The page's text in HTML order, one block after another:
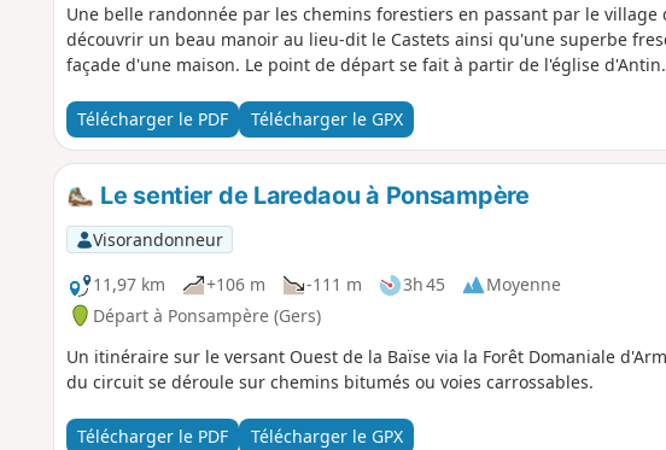
Une belle randonnée par les chemins forestiers en passant par le village
découvrir un beau manoir au lieu-dit le Castets ainsi qu'une superbe
façade d'une maison. Le point de départ se fait à partir de l'église
Télécharger le PDF Télécharger le GPX
Le sentier de Laredaou à Ponsampère
Visorandonneur
11,97 km
+106 m -111 m 3h 45
Moyenne
Départ à Ponsampère (Gers)
Un itinéraire sur le versant Ouest de la Baïse via la Forêt Domaniale
du circuit se déroule sur chemins bitumés ou voies carrossables.
Télécharger le PDF Télécharger le GPX